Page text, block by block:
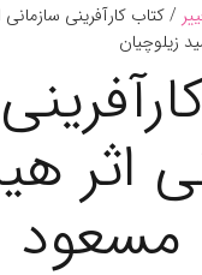
/ کتاب کارآفرینی
زیلوچیان
اثر
مسعود